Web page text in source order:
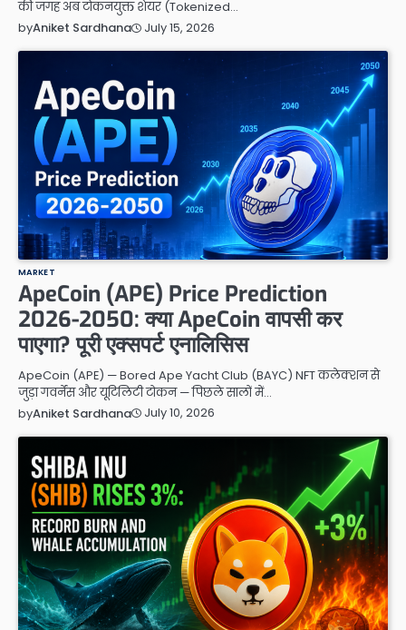
की जगह अब टोकनयुक्त शेयर (Tokenized…
byAniket Sardhana July 15, 2026
MARKET
ApeCoin (APE) Price Prediction
2026-2050: क्या ApeCoin वापसी कर
पाएगा? पूरी एक्सपर्ट एनालिसिस
ApeCoin (APE) — Bored Ape Yacht Club (BAYC) NFT कलेक्शन से
जुड़ा गवर्नेंस और यूटिलिटी टोकन — पिछले सालों में…
byAniket Sardhana July 10, 2026